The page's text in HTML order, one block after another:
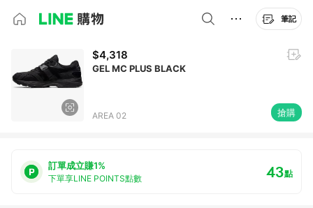
筆記
$4,318
GEL MC PLUS BLACK
AREA 02 搶購
訂單成立賺1%
下單享LINE POINTS點數 43點